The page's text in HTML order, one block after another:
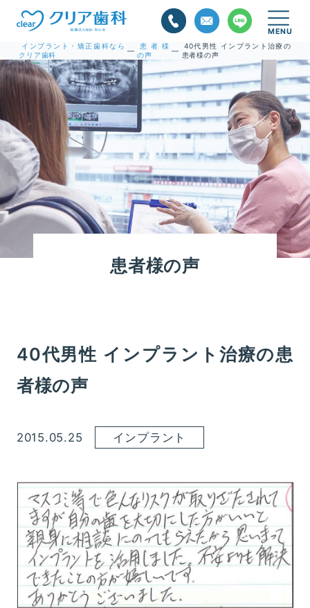
インプラント・矯正歯科なら
クリア歯科
—
患者様
の声
—
40代男性 インプラント治療の
患者様の声
患者様の声
40代男性 インプラント治療の患
者様の声
2015.05.25 インプラント